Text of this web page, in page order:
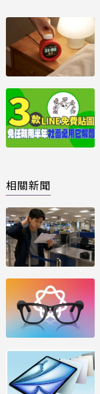
相關新聞